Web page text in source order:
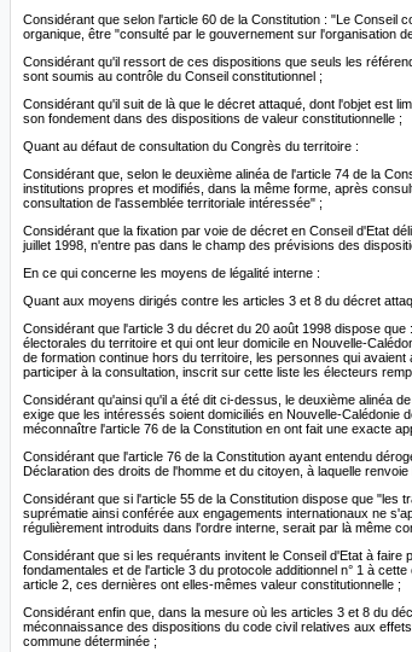
Considérant que selon l'article 60 de la Constitution : "Le Conseil
organique, être "consulté par le gouvernement sur l'organisation
Considérant qu'il ressort de ces dispositions que seuls les
sont soumis au contrôle du Conseil constitutionnel ;
Considérant qu'il suit de là que le décret attaqué, dont l'objet est
son fondement dans des dispositions de valeur constitutionnelle ;
Quant au défaut de consultation du Congrès du territoire :
Considérant que, selon le deuxième alinéa de l'article 74 de la
institutions propres et modifiés, dans la même forme, après
consultation de l'assemblée territoriale intéressée" ;
Considérant que la fixation par voie de décret en Conseil d'Etat
juillet 1998, n'entre pas dans le champ des prévisions des
En ce qui concerne les moyens de légalité interne :
Quant aux moyens dirigés contre les articles 3 et 8 du décret
Considérant que l'article 3 du décret du 20 août 1998 dispose
électorales du territoire et qui ont leur domicile en Nouvelle-
de formation continue hors du territoire, les personnes qui
participer à la consultation, inscrit sur cette liste les électeurs
Considérant qu'ainsi qu'il a été dit ci-dessus, le deuxième alinéa
exige que les intéressés soient domiciliés en Nouvelle-
méconnaître l'article 76 de la Constitution en ont fait une exacte
Considérant que l'article 76 de la Constitution ayant entendu
Déclaration des droits de l'homme et du citoyen, à laquelle
Considérant que si l'article 55 de la Constitution dispose que "les
suprématie ainsi conférée aux engagements internationaux ne
régulièrement introduits dans l'ordre interne, serait par là même
Considérant que si les requérants invitent le Conseil d'Etat à
fondamentales et de l'article 3 du protocole additionnel n° 1 à
article 2, ces dernières ont elles-mêmes valeur constitutionnelle ;
Considérant enfin que, dans la mesure où les articles 3 et 8 du
méconnaissance des dispositions du code civil relatives aux
commune déterminée ;